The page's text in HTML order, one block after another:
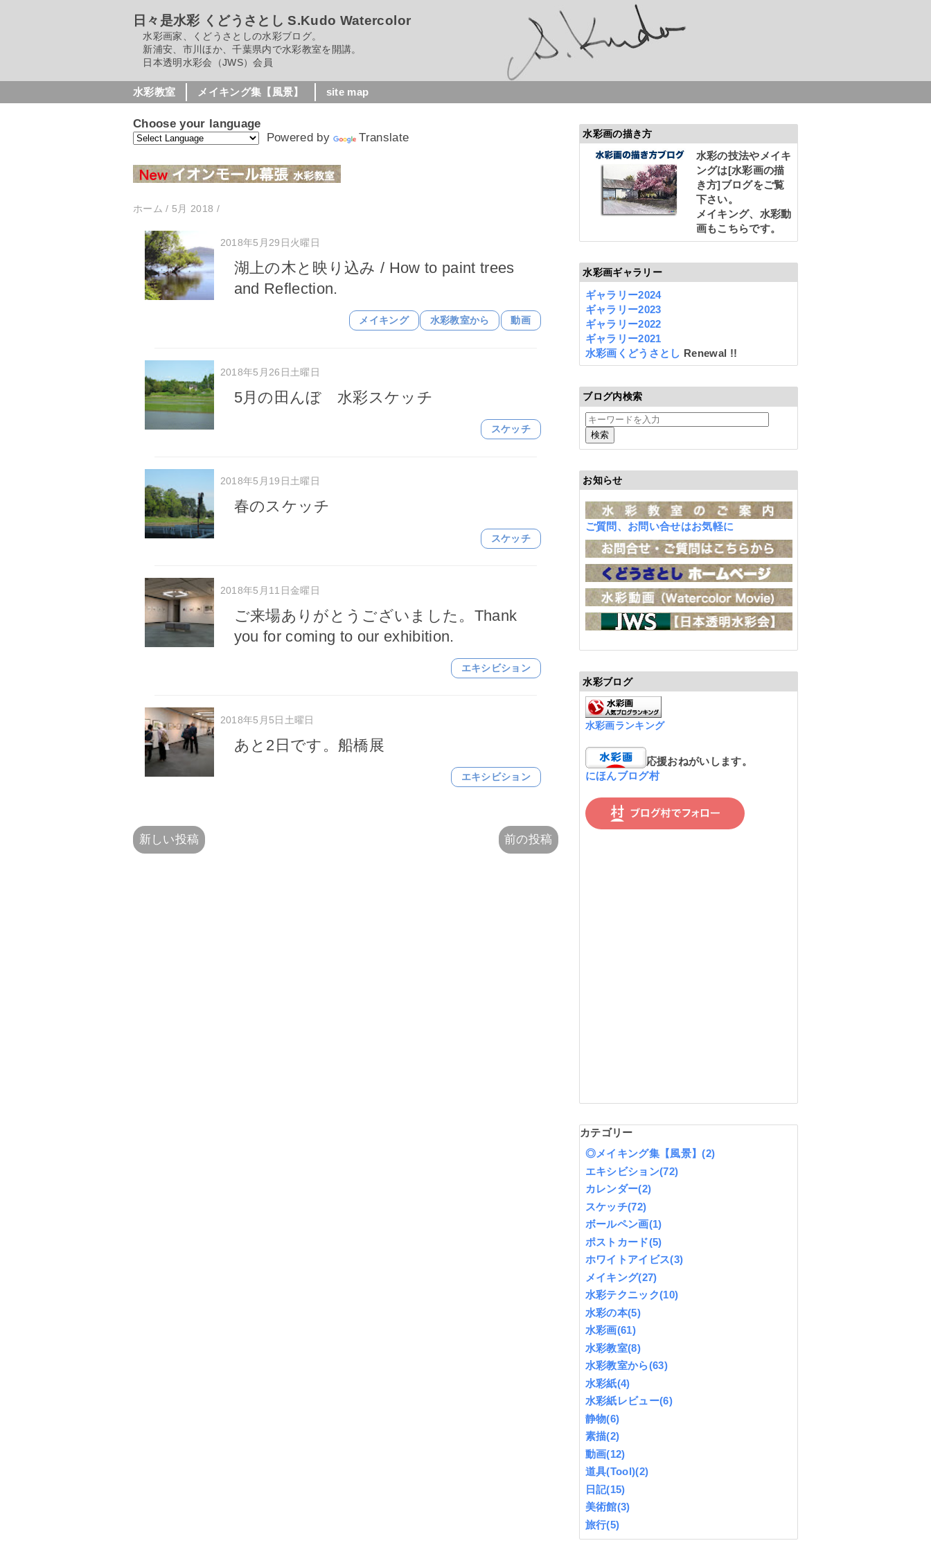
日々是水彩 くどうさとし S.Kudo Watercolor
水彩画家、くどうさとしの水彩ブログ。
新浦安、市川ほか、千葉県内で水彩教室を開講。
日本透明水彩会（JWS）会員
水彩教室 メイキング集【風景】 site map
Choose your language
Powered by
Translate
ホーム / 5月 2018 /
2018年5月29日火曜日
湖上の木と映り込み / How to paint trees
and Reflection.
メイキング 水彩教室から 動画
2018年5月26日土曜日
5月の田んぼ 水彩スケッチ
スケッチ
2018年5月19日土曜日
春のスケッチ
スケッチ
2018年5月11日金曜日
ご来場ありがとうございました。Thank
you for coming to our exhibition.
エキシビション
2018年5月5日土曜日
あと2日です。船橋展
エキシビション
新しい投稿 前の投稿
水彩画の描き方
水彩の技法やメイキ
ングは[水彩画の描
き方]ブログをご覧
下さい。
メイキング、水彩動
画もこちらです。
水彩画ギャラリー
ギャラリー2024
ギャラリー2023
ギャラリー2022
ギャラリー2021
水彩画くどうさとし Renewal !!
ブログ内検索
お知らせ
ご質問、お問い合せはお気軽に
水彩ブログ
水彩画ランキング
応援おねがいします。
にほんブログ村
カテゴリー
◎メイキング集【風景】(2)
エキシビション(72)
カレンダー(2)
スケッチ(72)
ボールペン画(1)
ポストカード(5)
ホワイトアイビス(3)
メイキング(27)
水彩テクニック(10)
水彩の本(5)
水彩画(61)
水彩教室(8)
水彩教室から(63)
水彩紙(4)
水彩紙レビュー(6)
静物(6)
素描(2)
動画(12)
道具(Tool)(2)
日記(15)
美術館(3)
旅行(5)